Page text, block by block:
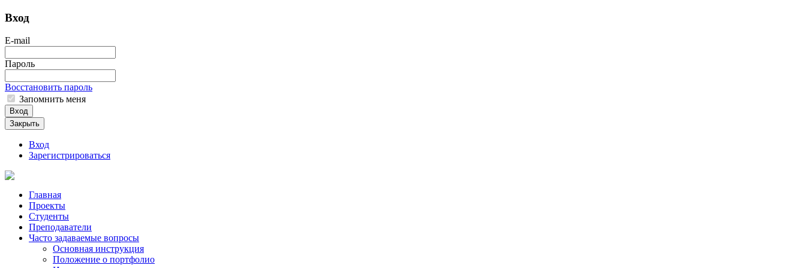
Вход
E-mail
Пароль
Восстановить пароль
Запомнить меня
Вход
Закрыть
Вход
Зарегистрироваться
Главная
Проекты
Студенты
Преподаватели
Часто задаваемые вопросы
Основная инструкция
Положение о портфолио